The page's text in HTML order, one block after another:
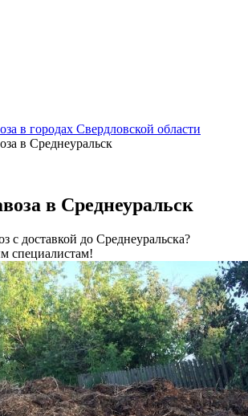
в городах Свердловской области
в Среднеуральск
в Среднеуральск
с доставкой до Среднеуральска?
специалистам!